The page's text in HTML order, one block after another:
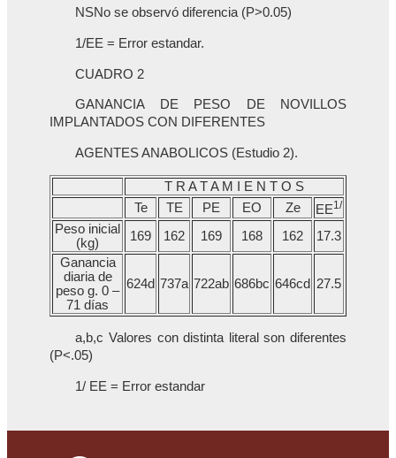
NSNo se observó diferencia (P>0.05)
1/EE = Error estandar.
CUADRO 2
GANANCIA DE PESO DE NOVILLOS
IMPLANTADOS CON DIFERENTES
AGENTES ANABOLICOS (Estudio 2).
T R A T A M I E N T O S
Te
TE PE EO Ze EE1/
Peso inicial
(kg)
169 162 169 168 162
17.3
Ganancia
diaria de
peso g. 0 –
71 días
624d 737a 722ab 686bc 646cd 27.5
a,b,c Valores con distinta literal son diferentes
(P<.05)
1/ EE = Error estandar